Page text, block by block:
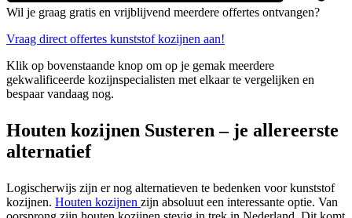
Wil je graag gratis en vrijblijvend meerdere offertes ontvangen?
Vraag direct offertes kunststof kozijnen aan!
Klik op bovenstaande knop om op je gemak meerdere
gekwalificeerde kozijnspecialisten met elkaar te vergelijken en
bespaar vandaag nog.
Houten kozijnen Susteren – je allereerste
alternatief
Logischerwijs zijn er nog alternatieven te bedenken voor kunststof
kozijnen. Houten kozijnen zijn absoluut een interessante optie. Van